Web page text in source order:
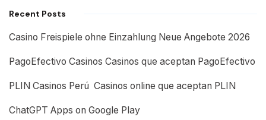
Recent Posts
Casino Freispiele ohne Einzahlung Neue Angebote 2026
PagoEfectivo Casinos Casinos que aceptan PagoEfectivo
PLIN Casinos Perú ️ Casinos online que aceptan PLIN
ChatGPT Apps on Google Play